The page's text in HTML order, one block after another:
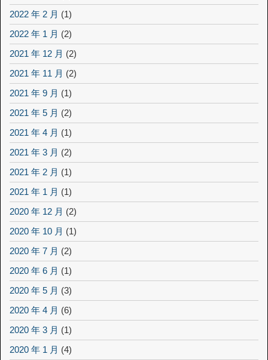
2022 年 2 月 (1)
2022 年 1 月 (2)
2021 年 12 月 (2)
2021 年 11 月 (2)
2021 年 9 月 (1)
2021 年 5 月 (2)
2021 年 4 月 (1)
2021 年 3 月 (2)
2021 年 2 月 (1)
2021 年 1 月 (1)
2020 年 12 月 (2)
2020 年 10 月 (1)
2020 年 7 月 (2)
2020 年 6 月 (1)
2020 年 5 月 (3)
2020 年 4 月 (6)
2020 年 3 月 (1)
2020 年 1 月 (4)